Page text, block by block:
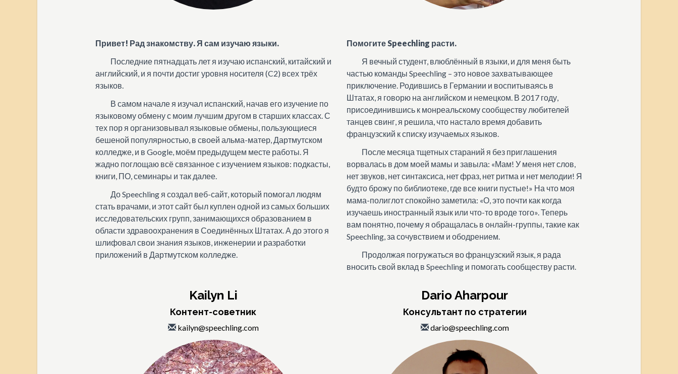
Привет! Рад знакомству. Я сам изучаю языки.
Последние пятнадцать лет я изучаю испанский, китайский и
английский, и я почти достиг уровня носителя (C2) всех трёх
языков.
В самом начале я изучал испанский, начав его изучение по
языковому обмену с моим лучшим другом в старших классах. С
тех пор я организовывал языковые обмены, пользующиеся
бешеной популярностью, в своей альма-матер, Дартмутском
колледже, и в Google, моём предыдущем месте работы. Я
жадно поглощаю всё связанное с изучением языков: подкасты,
книги, ПО, семинары и так далее.
До Speechling я создал веб-сайт, который помогал людям
стать врачами, и этот сайт был куплен одной из самых больших
исследовательских групп, занимающихся образованием в
области здравоохранения в Соединённых Штатах. А до этого я
шлифовал свои знания языков, инженерии и разработки
приложений в Дартмутском колледже.
Помогите Speechling расти.
Я вечный студент, влюблённый в языки, и для меня быть
частью команды Speechling – это новое захватывающее
приключение. Родившись в Германии и воспитываясь в
Штатах, я говорю на английском и немецком. В 2017 году,
присоединившись к монреальскому сообществу любителей
танцев свинг, я решила, что настало время добавить
французский к списку изучаемых языков.
После месяца тщетных стараний я без приглашения
ворвалась в дом моей мамы и завыла: «Мам! У меня нет слов,
нет звуков, нет синтаксиса, нет фраз, нет ритма и нет мелодии! Я
будто брожу по библиотеке, где все книги пустые!» На что моя
мама-полиглот спокойно заметила: «О, это почти как когда
изучаешь иностранный язык или что-то вроде того». Теперь
вам понятно, почему я обращалась в онлайн-группы, такие как
Speechling, за сочувствием и ободрением.
Продолжая погружаться во французский язык, я рада
вносить свой вклад в Speechling и помогать сообществу расти.
Kailyn Li
Контент-советник
kailyn@speechling.com
Dario Aharpour
Консультант по стратегии
dario@speechling.com